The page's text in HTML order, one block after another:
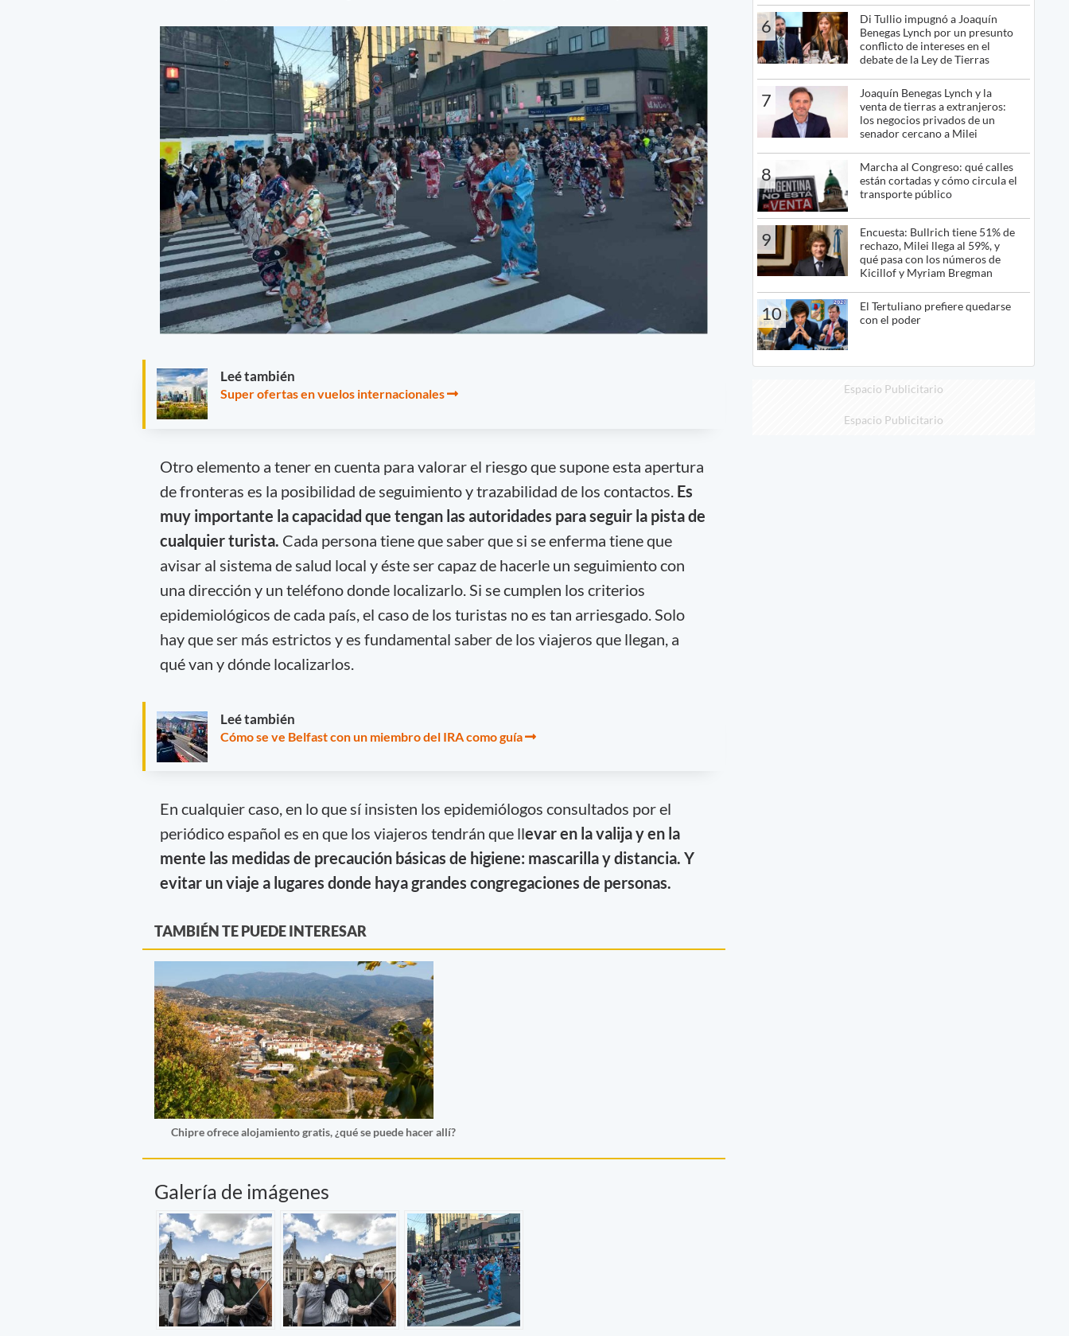
Leé también
Super ofertas en vuelos internacionales
Otro elemento a tener en cuenta para valorar el riesgo que supone esta apertura
de fronteras es la posibilidad de seguimiento y trazabilidad de los contactos. Es
muy importante la capacidad que tengan las autoridades para seguir la pista de
cualquier turista. Cada persona tiene que saber que si se enferma tiene que
avisar al sistema de salud local y éste ser capaz de hacerle un seguimiento con
una dirección y un teléfono donde localizarlo. Si se cumplen los criterios
epidemiológicos de cada país, el caso de los turistas no es tan arriesgado. Solo
hay que ser más estrictos y es fundamental saber de los viajeros que llegan, a
qué van y dónde localizarlos.
Leé también
Cómo se ve Belfast con un miembro del IRA como guía
En cualquier caso, en lo que sí insisten los epidemiólogos consultados por el
periódico español es en que los viajeros tendrán que llevar en la valija y en la
mente las medidas de precaución básicas de higiene: mascarilla y distancia. Y
evitar un viaje a lugares donde haya grandes congregaciones de personas.
TAMBIÉN TE PUEDE INTERESAR
Chipre ofrece alojamiento gratis, ¿qué se puede hacer allí?
Galería de imágenes
6
Di Tullio impugnó a Joaquín
Benegas Lynch por un presunto
conflicto de intereses en el
debate de la Ley de Tierras
7
Joaquín Benegas Lynch y la
venta de tierras a extranjeros:
los negocios privados de un
senador cercano a Milei
8
Marcha al Congreso: qué calles
están cortadas y cómo circula el
transporte público
9
Encuesta: Bullrich tiene 51% de
rechazo, Milei llega al 59%, y
qué pasa con los números de
Kicillof y Myriam Bregman
10
El Tertuliano prefiere quedarse
con el poder
Espacio Publicitario
Espacio Publicitario